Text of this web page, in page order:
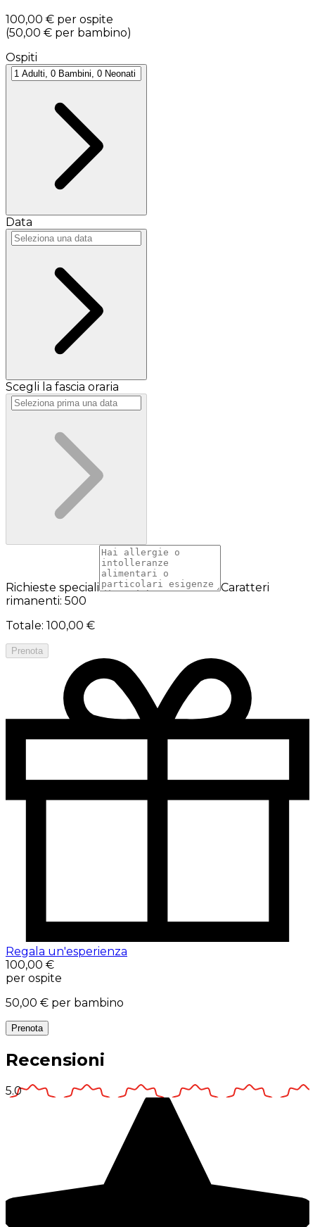
100,00 € per ospite
(50,00 € per bambino)
Ospiti
Data
Scegli la fascia oraria
Richieste speciali
Caratteri
rimanenti: 500
Totale: 100,00 €
Prenota
Regala un'esperienza
100,00 €
per ospite
50,00 € per bambino
Prenota
Recensioni
5.0